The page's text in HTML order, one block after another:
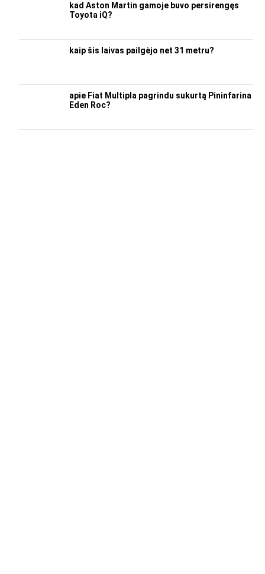
kad Aston Martin gamoje buvo persirengęs
Toyota iQ?
kaip šis laivas pailgėjo net 31 metru?
apie Fiat Multipla pagrindu sukurtą Pininfarina
Eden Roc?